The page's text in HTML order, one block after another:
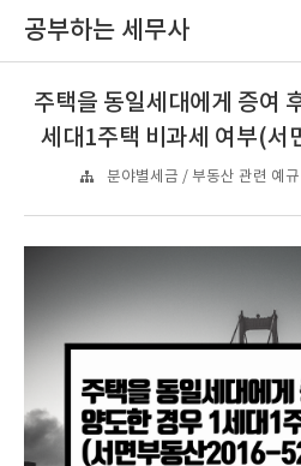
공부하는 세무사
주택을 동일세대에게 증여
세대1주택 비과세 여부(
분야별세금 / 부동산 관련 예규